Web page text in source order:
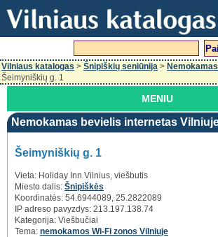
Vilniaus katalogas > Šnipiškių seniūnija >
Šeimyniškių g. 1
MENIU
Nemokamas bevielis internetas
Šeimyniškių g. 1
Vieta: Holiday Inn Vilnius, viešbutis
Miesto dalis: Šnipiškės
Koordinatės: 54.6944089, 25.2822089
IP adreso pavyzdys: 213.197.138.74
Kategorija: Viešbučiai
Tema: nemokamos Wi-Fi zonos Vilniuje